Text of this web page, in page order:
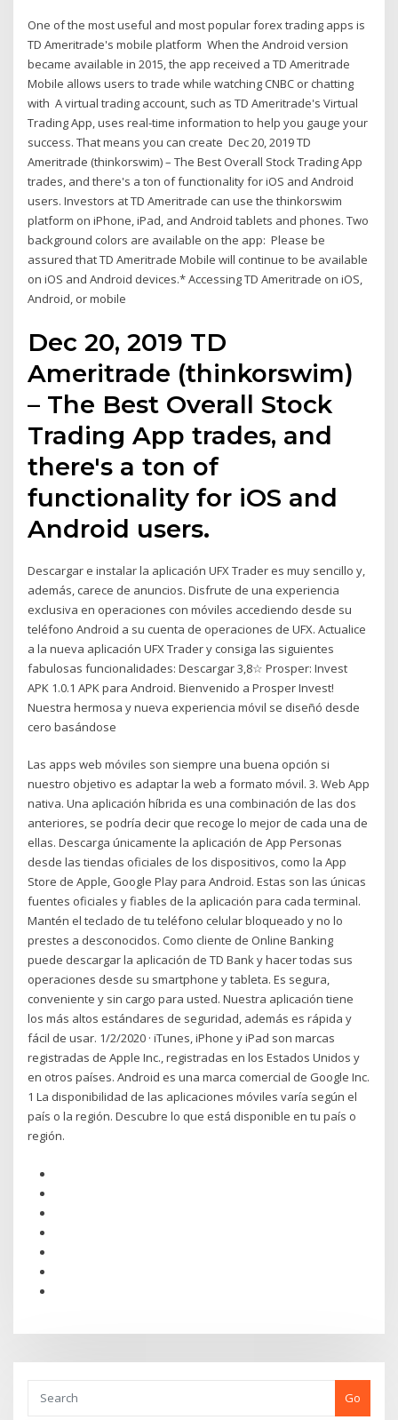
One of the most useful and most popular forex trading apps is
TD Ameritrade's mobile platform When the Android version
became available in 2015, the app received a TD Ameritrade
Mobile allows users to trade while watching CNBC or chatting
with A virtual trading account, such as TD Ameritrade's Virtual
Trading App, uses real-time information to help you gauge your
success. That means you can create Dec 20, 2019 TD
Ameritrade (thinkorswim) – The Best Overall Stock Trading App
trades, and there's a ton of functionality for iOS and Android
users. Investors at TD Ameritrade can use the thinkorswim
platform on iPhone, iPad, and Android tablets and phones. Two
background colors are available on the app: Please be
assured that TD Ameritrade Mobile will continue to be available
on iOS and Android devices.* Accessing TD Ameritrade on iOS,
Android, or mobile
Dec 20, 2019 TD
Ameritrade (thinkorswim)
– The Best Overall Stock
Trading App trades, and
there's a ton of
functionality for iOS and
Android users.
Descargar e instalar la aplicación UFX Trader es muy sencillo y,
además, carece de anuncios. Disfrute de una experiencia
exclusiva en operaciones con móviles accediendo desde su
teléfono Android a su cuenta de operaciones de UFX. Actualice
a la nueva aplicación UFX Trader y consiga las siguientes
fabulosas funcionalidades: Descargar 3,8☆ Prosper: Invest
APK 1.0.1 APK para Android. Bienvenido a Prosper Invest!
Nuestra hermosa y nueva experiencia móvil se diseñó desde
cero basándose
Las apps web móviles son siempre una buena opción si
nuestro objetivo es adaptar la web a formato móvil. 3. Web App
nativa. Una aplicación híbrida es una combinación de las dos
anteriores, se podría decir que recoge lo mejor de cada una de
ellas. Descarga únicamente la aplicación de App Personas
desde las tiendas oficiales de los dispositivos, como la App
Store de Apple, Google Play para Android. Estas son las únicas
fuentes oficiales y fiables de la aplicación para cada terminal.
Mantén el teclado de tu teléfono celular bloqueado y no lo
prestes a desconocidos. Como cliente de Online Banking
puede descargar la aplicación de TD Bank y hacer todas sus
operaciones desde su smartphone y tableta. Es segura,
conveniente y sin cargo para usted. Nuestra aplicación tiene
los más altos estándares de seguridad, además es rápida y
fácil de usar. 1/2/2020 · iTunes, iPhone y iPad son marcas
registradas de Apple Inc., registradas en los Estados Unidos y
en otros países. Android es una marca comercial de Google Inc.
1 La disponibilidad de las aplicaciones móviles varía según el
país o la región. Descubre lo que está disponible en tu país o
región.
Go